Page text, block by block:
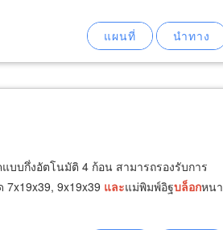
บบกึ่งอัตโนมัติ 4 ก้อน สามารถรองรับการ
7x19x39, 9x19x39 และแม่พิมพ์อิฐบล็อกหนา